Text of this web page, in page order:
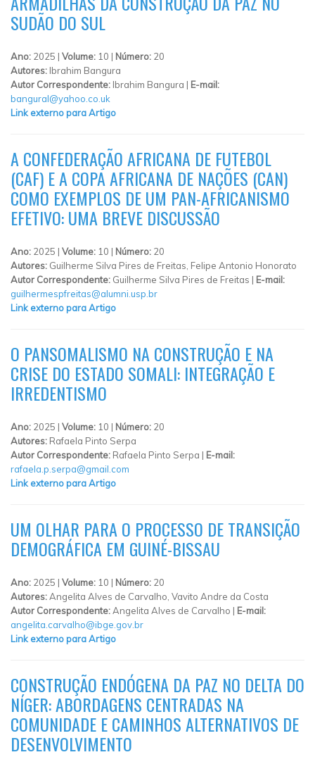
SUDÃO DO SUL
Ano: 2025 | Volume: 10 | Número: 20
Autores: Ibrahim Bangura
Autor Correspondente: Ibrahim Bangura | E-mail:
bangural@yahoo.co.uk
Link externo para Artigo
A CONFEDERAÇÃO AFRICANA DE FUTEBOL
(CAF) E A COPA AFRICANA DE NAÇÕES (CAN)
COMO EXEMPLOS DE UM PAN-AFRICANISMO
EFETIVO: UMA BREVE DISCUSSÃO
Ano: 2025 | Volume: 10 | Número: 20
Autores: Guilherme Silva Pires de Freitas, Felipe Antonio Honorato
Autor Correspondente: Guilherme Silva Pires de Freitas | E-mail:
guilhermespfreitas@alumni.usp.br
Link externo para Artigo
O PANSOMALISMO NA CONSTRUÇÃO E NA
CRISE DO ESTADO SOMALI: INTEGRAÇÃO E
IRREDENTISMO
Ano: 2025 | Volume: 10 | Número: 20
Autores: Rafaela Pinto Serpa
Autor Correspondente: Rafaela Pinto Serpa | E-mail:
rafaela.p.serpa@gmail.com
Link externo para Artigo
UM OLHAR PARA O PROCESSO DE TRANSIÇÃO
DEMOGRÁFICA EM GUINÉ-BISSAU
Ano: 2025 | Volume: 10 | Número: 20
Autores:Angelita Alves de Carvalho, Vavito Andre da Costa
Autor Correspondente:Angelita Alves de Carvalho | E-mail:
angelita.carvalho@ibge.gov.br
Link externo para Artigo
CONSTRUÇÃO ENDÓGENA DA PAZ NO DELTA DO
NÍGER: ABORDAGENS CENTRADAS NA
COMUNIDADE E CAMINHOS ALTERNATIVOS DE
DESENVOLVIMENTO